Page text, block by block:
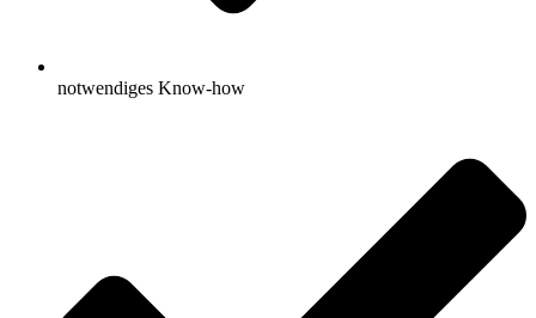
notwendiges Know-how